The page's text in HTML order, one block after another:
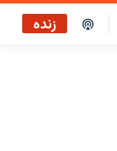
زنده